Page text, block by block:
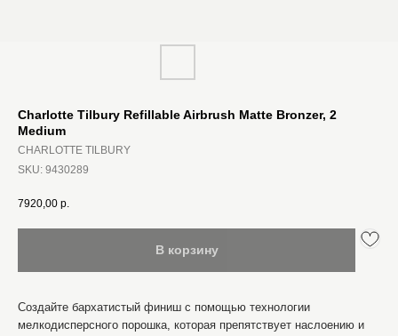
Charlotte Tilbury Refillable Airbrush Matte Bronzer, 2
Medium
CHARLOTTE TILBURY
SKU: 9430289
7920,00 р.
В корзину
Создайте бархатистый финиш с помощью технологии
мелкодисперсного порошка, которая препятствует наслоению и